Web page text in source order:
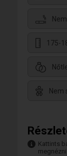
175-
Nem
Kattints